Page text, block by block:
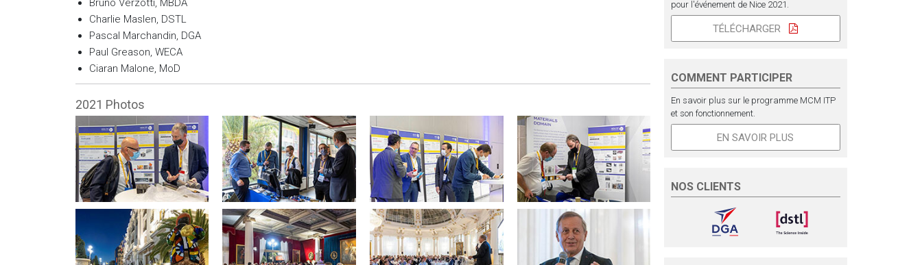
Bruno Verzotti, MBDA
Charlie Maslen, DSTL
Pascal Marchandin, DGA
Paul Greason, WECA
Ciaran Malone, MoD
2021 Photos
pour l'événement de Nice 2021.
TÉLÉCHARGER
COMMENT PARTICIPER
En savoir plus sur le programme MCM ITP
et son fonctionnement.
EN SAVOIR PLUS
NOS CLIENTS